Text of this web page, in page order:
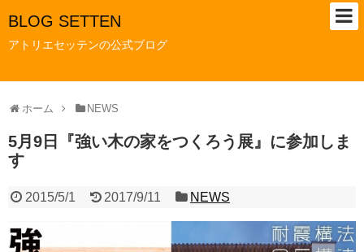
BLOG SETTEN
アトリエセッテンの公式ブログ
ホーム NEWS
5月9日『強い木の家をつくろう展』に参加しま
す
2015/5/1 2017/9/11 NEWS